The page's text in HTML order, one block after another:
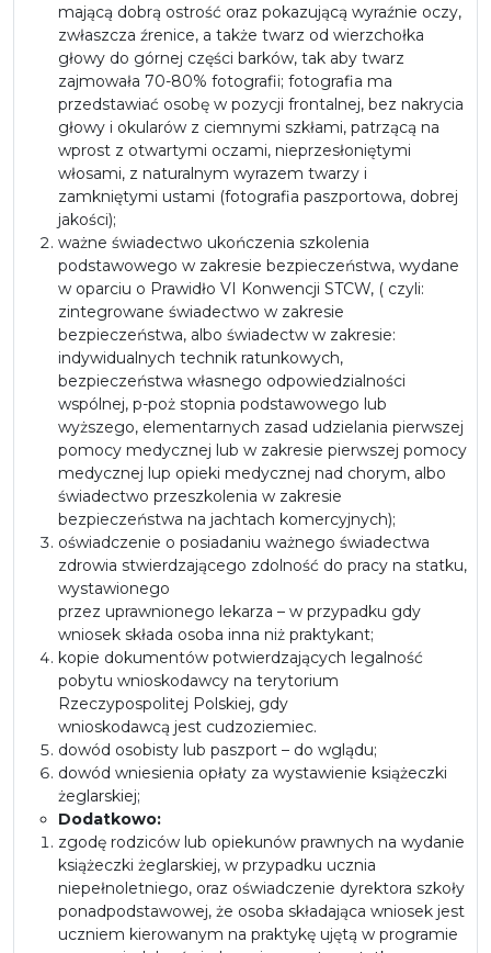
mającą dobrą ostrość oraz pokazującą wyraźnie oczy,
zwłaszcza źrenice, a także twarz od wierzchołka
głowy do górnej części barków, tak aby twarz
zajmowała 70-80% fotografii; fotografia ma
przedstawiać osobę w pozycji frontalnej, bez nakrycia
głowy i okularów z ciemnymi szkłami, patrzącą na
wprost z otwartymi oczami, nieprzesłoniętymi
włosami, z naturalnym wyrazem twarzy i
zamkniętymi ustami (fotografia paszportowa, dobrej
jakości);
ważne świadectwo ukończenia szkolenia
podstawowego w zakresie bezpieczeństwa, wydane
w oparciu o Prawidło VI Konwencji STCW, ( czyli:
zintegrowane świadectwo w zakresie
bezpieczeństwa, albo świadectw w zakresie:
indywidualnych technik ratunkowych,
bezpieczeństwa własnego odpowiedzialności
wspólnej, p-poż stopnia podstawowego lub
wyższego, elementarnych zasad udzielania pierwszej
pomocy medycznej lub w zakresie pierwszej pomocy
medycznej lup opieki medycznej nad chorym, albo
świadectwo przeszkolenia w zakresie
bezpieczeństwa na jachtach komercyjnych);
oświadczenie o posiadaniu ważnego świadectwa
zdrowia stwierdzającego zdolność do pracy na statku,
wystawionego
przez uprawnionego lekarza – w przypadku gdy
wniosek składa osoba inna niż praktykant;
kopie dokumentów potwierdzających legalność
pobytu wnioskodawcy na terytorium
Rzeczypospolitej Polskiej, gdy
wnioskodawcą jest cudzoziemiec.
dowód osobisty lub paszport – do wglądu;
dowód wniesienia opłaty za wystawienie książeczki
żeglarskiej;
Dodatkowo:
zgodę rodziców lub opiekunów prawnych na wydanie
książeczki żeglarskiej, w przypadku ucznia
niepełnoletniego, oraz oświadczenie dyrektora szkoły
ponadpodstawowej, że osoba składająca wniosek jest
uczniem kierowanym na praktykę ujętą w programie